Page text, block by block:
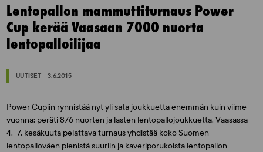
Lentopallon mammuttiturnaus Power
Cup kerää Vaasaan 7000 nuorta
lentopalloilijaa
UUTISET - 3.6.2015
Power Cupiin rynnistää nyt yli sata joukkuetta enemmän kuin viime
vuonna: peräti 876 nuorten ja lasten lentopallojoukkuetta. Vaasassa
4.–7. kesäkuuta pelattava turnaus yhdistää koko Suomen
lentopalloväen pienistä suuriin ja kaveriporukoista lentopallon